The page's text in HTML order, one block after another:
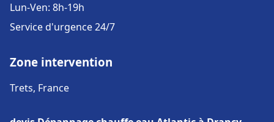
Lun-Ven: 8h-19h
Service d'urgence 24/7
Zone intervention
Trets, France